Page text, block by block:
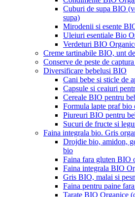
Cuburi de supa BIO
supa)
Mirodenii si esente
Uleiuri esentiale Bio
Verdeturi BIO
Creme tartinabile BIO, unt
Conserve de peste de
Diversificare bebelusi BIO
Cani bebe si sticle de
Capsule si ceaiuri
Cereale BIO pentru
Formula lapte praf bio
Piureuri BIO pentru
Sucuri de fructe si
Faina integrala bio. Gris
Drojdie bio, amidon,
bio
Faina fara gluten BIO
Faina integrala BIO
Gris BIO, malai si
Faina pentru paine
Tarate BIO Organice